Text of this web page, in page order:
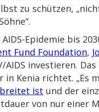
zu schützen,
Epidemie bis
Fund Foundation,
investieren.
in Kenia richtet. „Es
ist und der
von nur einer